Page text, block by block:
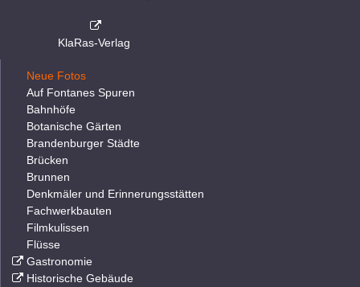
KlaRas-Verlag
Neue Fotos
Auf Fontanes Spuren
Bahnhöfe
Botanische Gärten
Brandenburger Städte
Brücken
Brunnen
Denkmäler und Erinnerungsstätten
Fachwerkbauten
Filmkulissen
Flüsse
Gastronomie
Historische Gebäude